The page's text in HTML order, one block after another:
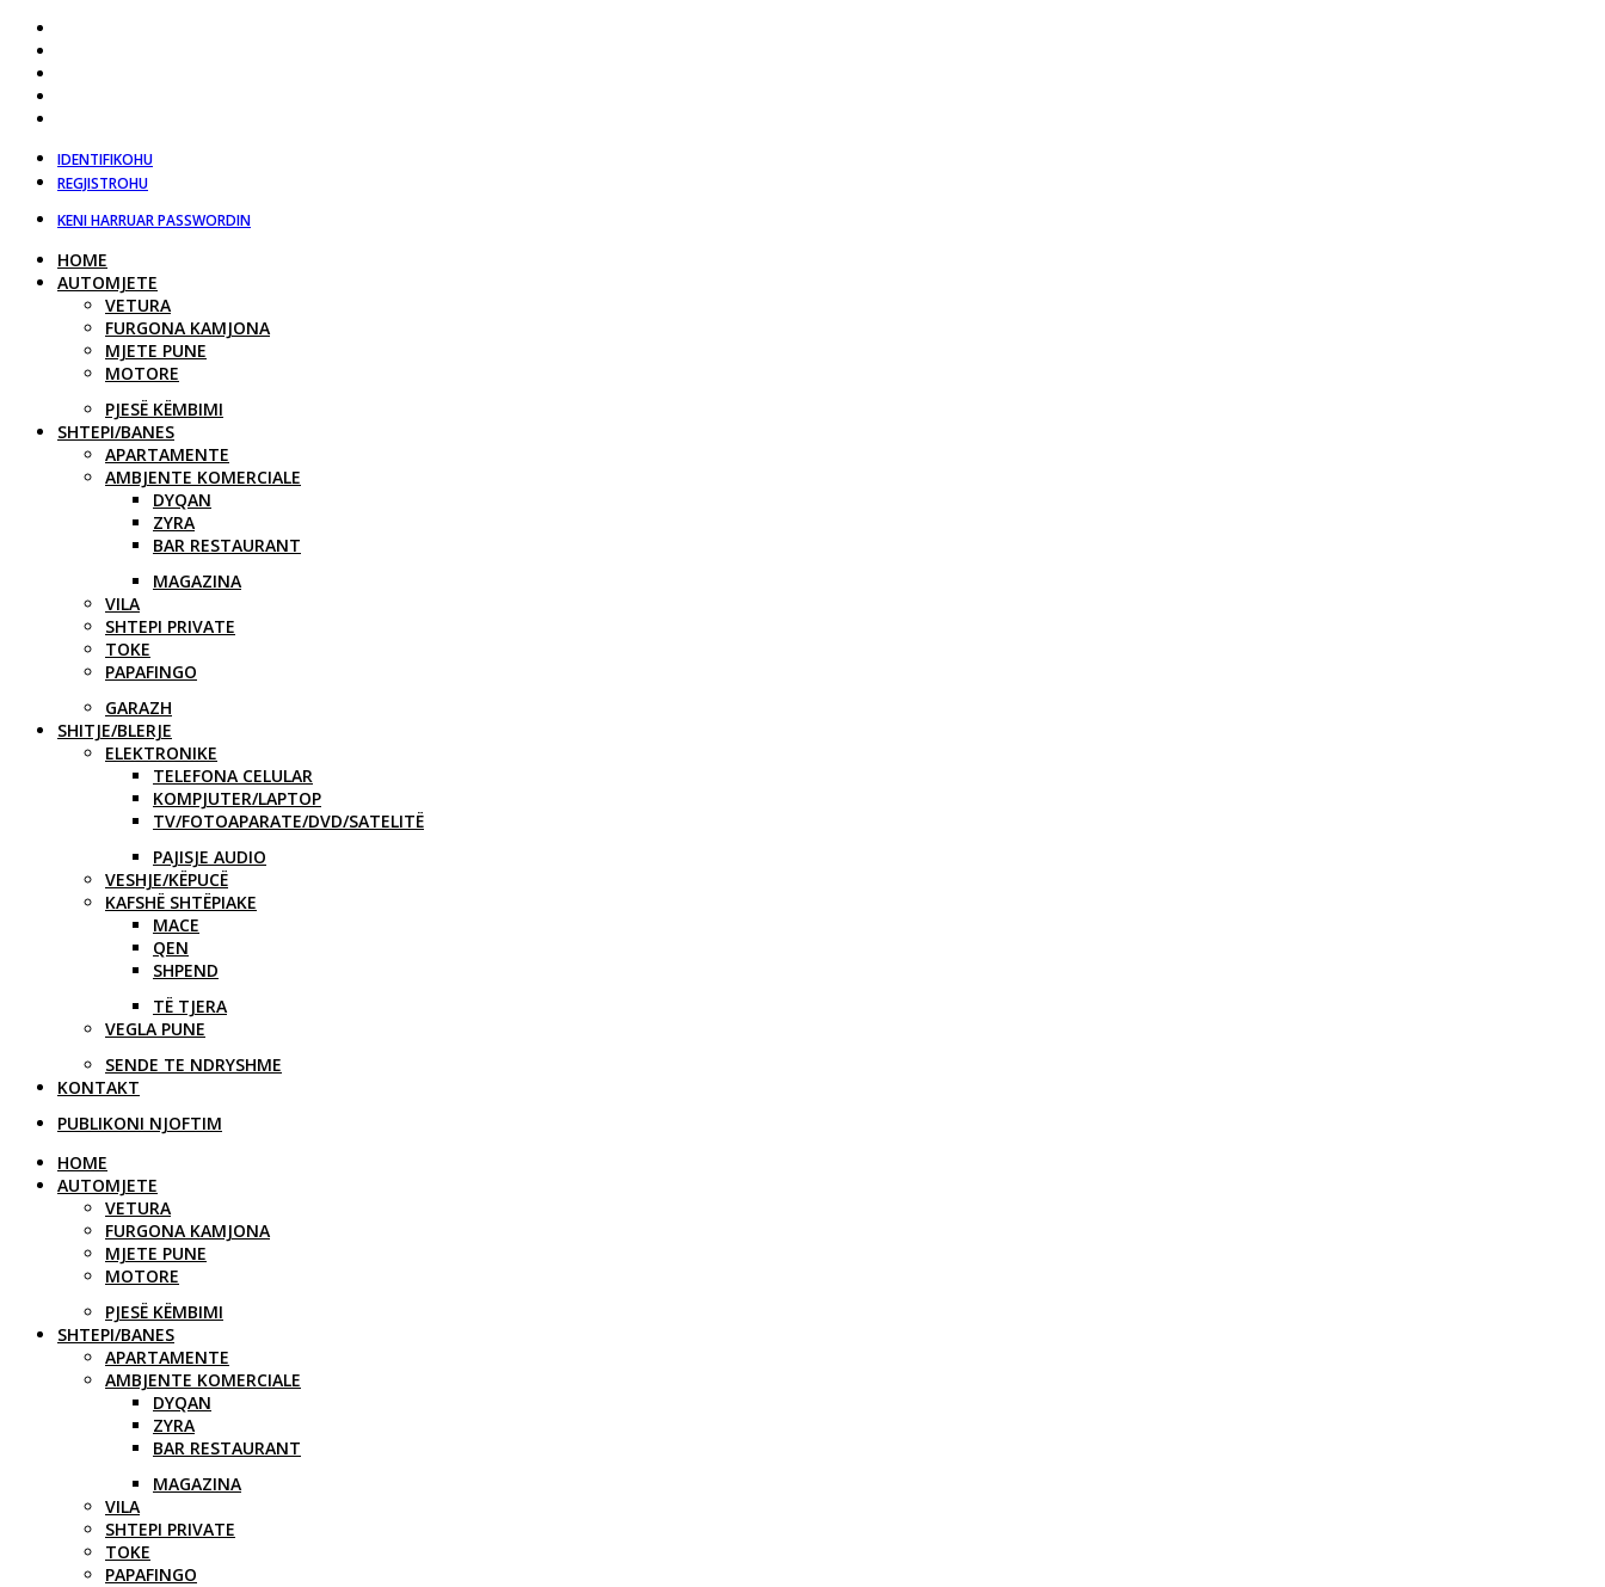
IDENTIFIKOHU
REGJISTROHU
KENI HARRUAR PASSWORDIN
HOME
AUTOMJETE
VETURA
FURGONA KAMJONA
MJETE PUNE
MOTORE
PJESË KËMBIMI
SHTEPI/BANES
APARTAMENTE
AMBJENTE KOMERCIALE
DYQAN
ZYRA
BAR RESTAURANT
MAGAZINA
VILA
SHTEPI PRIVATE
TOKE
PAPAFINGO
GARAZH
SHITJE/BLERJE
ELEKTRONIKE
TELEFONA CELULAR
KOMPJUTER/LAPTOP
TV/FOTOAPARATE/DVD/SATELITË
PAJISJE AUDIO
VESHJE/KËPUCË
KAFSHË SHTËPIAKE
MACE
QEN
SHPEND
TË TJERA
VEGLA PUNE
SENDE TE NDRYSHME
KONTAKT
PUBLIKONI NJOFTIM
HOME
AUTOMJETE
VETURA
FURGONA KAMJONA
MJETE PUNE
MOTORE
PJESË KËMBIMI
SHTEPI/BANES
APARTAMENTE
AMBJENTE KOMERCIALE
DYQAN
ZYRA
BAR RESTAURANT
MAGAZINA
VILA
SHTEPI PRIVATE
TOKE
PAPAFINGO